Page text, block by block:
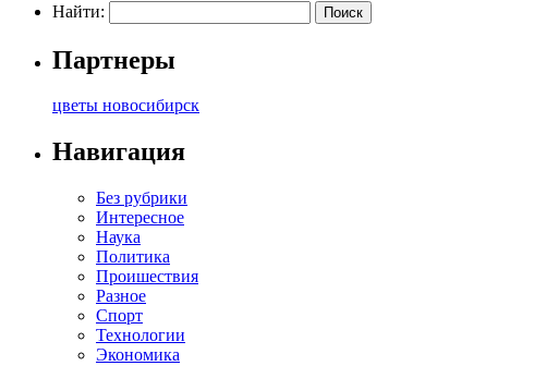
Найти:
Партнеры
цветы новосибирск
Навигация
Без рубрики
Интересное
Наука
Политика
Проишествия
Разное
Спорт
Технологии
Экономика